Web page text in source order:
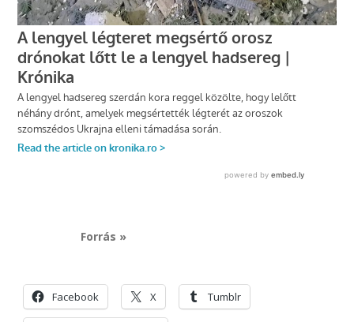
Forrás »
Facebook X Tumblr